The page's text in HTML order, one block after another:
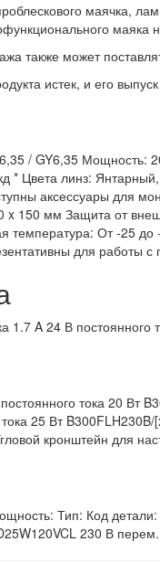
маячка,
маяка
также может
истек, и его
/ GY6,35 Мощность:
* Цвета линз:
аксессуары для
x 150 мм Защита от
От -25 до
для работы
1.7 A 24 В
тока 20 Вт
25 Вт
кронштейн для
Тип: Код детали:
230 В